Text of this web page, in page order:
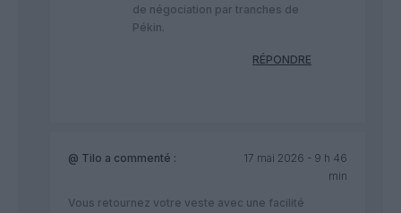
de négociation par tranches de
Pékin.
RÉPONDRE
@ Tilo a commenté :
17 mai 2026 - 9 h 46
min
Vous retournez votre veste avec une facilité